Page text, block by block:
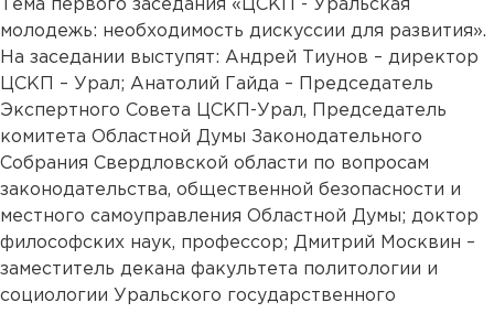
Тема первого заседания «ЦСКП - Уральская
молодежь: необходимость дискуссии для развития».
На заседании выступят: Андрей Тиунов – директор
ЦСКП – Урал; Анатолий Гайда – Председатель
Экспертного Совета ЦСКП-Урал, Председатель
комитета Областной Думы Законодательного
Собрания Свердловской области по вопросам
законодательства, общественной безопасности и
местного самоуправления Областной Думы; доктор
философских наук, профессор; Дмитрий Москвин –
заместитель декана факультета политологии и
социологии Уральского государственного